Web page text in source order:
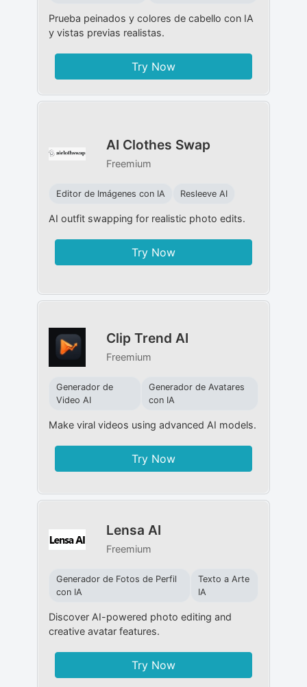
Prueba peinados y colores de cabello con IA
y vistas previas realistas.
Try Now
AI Clothes Swap
Freemium
Editor de Imágenes con IA Resleeve AI
AI outfit swapping for realistic photo edits.
Try Now
Clip Trend AI
Freemium
Generador de
Video AI
Generador de Avatares
con IA
Make viral videos using advanced AI models.
Try Now
Lensa AI
Freemium
Generador de Fotos de Perfil
con IA
Texto a Arte
IA
Discover AI-powered photo editing and
creative avatar features.
Try Now